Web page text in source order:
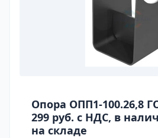
Опора ОПП1-100.26,8
299 руб. с НДС, в
на складе